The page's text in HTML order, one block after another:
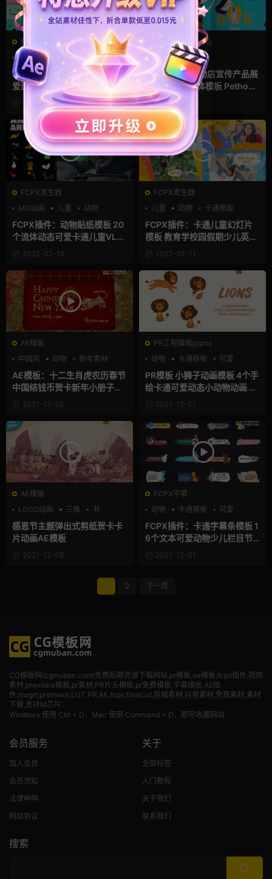
FCPX发生器
儿童
创意 动物
36个FCPX透明表情包 卡通可
爱面部表情动画fcpx素材 Fun
ny Emoji
2022-03-16
PR工程模板prproj
人物定格特写动画
企业宣传模板
公司
Pr片头模板 宠物店宣传产品展
示介绍Pr自媒体模板 Pethous
e and Pets Shop and Animal
Promo
2022-03-04
FCPX发生器
MG动画
儿童 动物
FCPX插件：动物贴纸模板 20
个流体动态可爱卡通儿童VLO
G贴图动画fcpx插件 Animals
Animated Stickers Pack
2022-02-15
FCPX发生器
儿童
动物 卡通模板
FCPX插件：卡通儿童幻灯片
模板 教育学校园假期少儿英语
培训宣传finalcutpro插件 Car
toon Kids Slideshow
2022-01-11
AE模板
中国风
动物 新年素材
AE模板：十二生肖虎农历春节
中国结钱币贺卡新年小册子动
画AE模板 Chinese New Year
Booklet
2021-12-29
PR工程模板prproj
动物
卡通模板 可爱
PR模板 小狮子动画模板 4个手
绘卡通可爱动态小动物动画 Li
ons. Hand Drawn Pack
2021-12-27
AE模板
LOGO动画
三维 书
感恩节主题弹出式剪纸贺卡卡
片动画AE模板
2021-12-08
FCPX字幕
动物
卡通模板 可爱
FCPX插件：卡通字幕条模板 1
6个文本可爱动物少儿栏目节
目解说综艺标题finalcutpro插
2021-12-01
1 2 下一页
CG模板网(cgmuban.com)免费后期资源下载网站,pr模板,ae模板,fcpx插件,视频
素材,premiere模板,pr素材,PR片头模板,pr免费模板,字幕模板,AE插
件,mogrt,premiere,LUT,PR,AE,fcpx,finalcut,剪辑素材,抖音素材,免费素材,素材
下载,支持M芯片
Windows 使用 Ctrl + D，Mac 使用 Command + D，即可收藏网站
会员服务
加入会员
会员须知
法律申明
网站协议
关于
全部标签
入门教程
关于我们
联系我们
搜索